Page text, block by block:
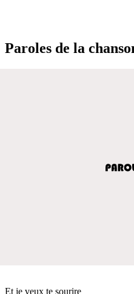
Paroles de la
Et je veux te sourire